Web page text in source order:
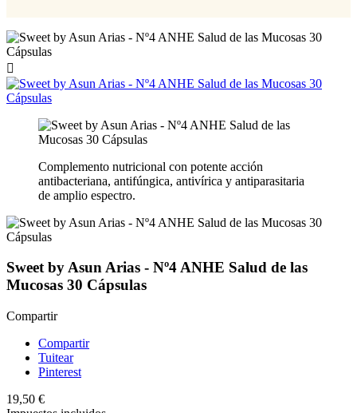

Complemento nutricional con potente acción
antibacteriana, antifúngica, antivírica y antiparasitaria
de amplio espectro.
Sweet by Asun Arias - Nº4 ANHE Salud de las
Mucosas 30 Cápsulas
Compartir
Compartir
Tuitear
Pinterest
19,50 €